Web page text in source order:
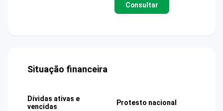
Consultar
Situação financeira
Dívidas ativas e
vencidas
Protesto nacional